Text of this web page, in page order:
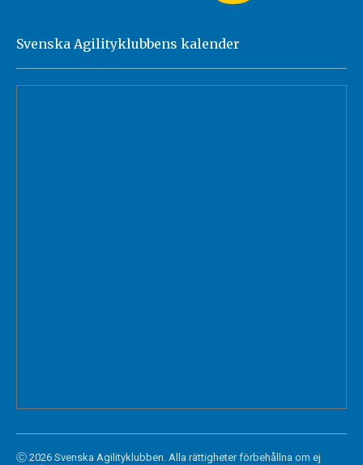
Svenska Agilityklubbens kalender
Ⓒ 2026 Svenska Agilityklubben. Alla rättigheter förbehållna om ej